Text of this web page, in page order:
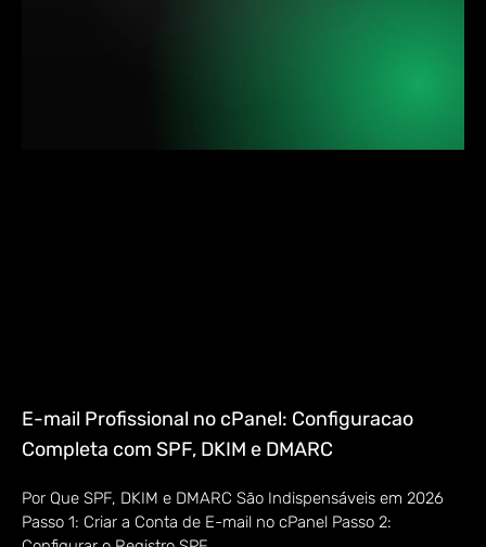
E-mail Profissional no cPanel: Configuracao
Completa com SPF, DKIM e DMARC
Por Que SPF, DKIM e DMARC São Indispensáveis em 2026
Passo 1: Criar a Conta de E-mail no cPanel Passo 2: